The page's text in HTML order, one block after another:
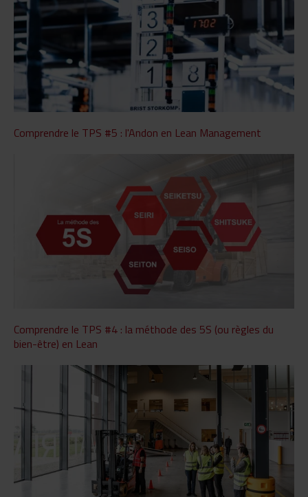
Comprendre le TPS #5 : l'Andon en Lean Management
Comprendre le TPS #4 : la méthode des 5S (ou règles du
bien-être) en Lean